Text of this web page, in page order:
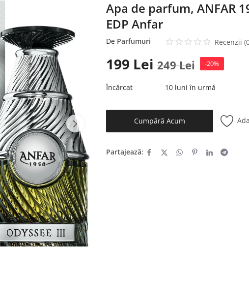
Apa de parfum, ANFAR
EDP Anfar
De Parfumuri Recenzii
199 Lei 249Lei -20%
Încărcat 10 luni în urmă
Cumpără Acum
Partajează: